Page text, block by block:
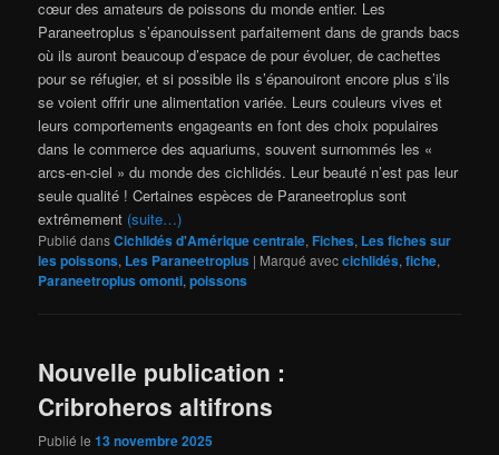
cœur des amateurs de poissons du monde entier. Les
Paraneetroplus s’épanouissent parfaitement dans de grands bacs
où ils auront beaucoup d’espace de pour évoluer, de cachettes
pour se réfugier, et si possible ils s’épanouiront encore plus s’ils
se voient offrir une alimentation variée. Leurs couleurs vives et
leurs comportements engageants en font des choix populaires
dans le commerce des aquariums, souvent surnommés les «
arcs-en-ciel » du monde des cichlidés. Leur beauté n’est pas leur
seule qualité ! Certaines espèces de Paraneetroplus sont
extrêmement (suite…)
Publié dansCichlidés d'Amérique centrale,Fiches, Les fiches sur
les poissons, Les Paraneetroplus | Marqué aveccichlidés,fiche,
Paraneetroplus omonti,poissons
Nouvelle publication :
Cribroheros altifrons
Publié le13 novembre 2025